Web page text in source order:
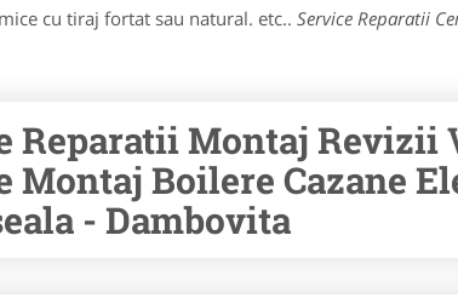
cu tiraj fortat sau natural. etc.. Service Reparatii
Reparatii Montaj Revizii
Montaj Boilere Cazane
- Dambovita